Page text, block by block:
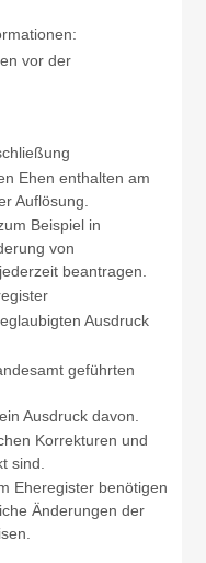
vor der
Ehen enthalten am
Auflösung.
Beispiel in
von
beantragen.
Ausdruck
geführten
Ausdruck davon.
Korrekturen und
sind.
Eheregister benötigen
Änderungen der